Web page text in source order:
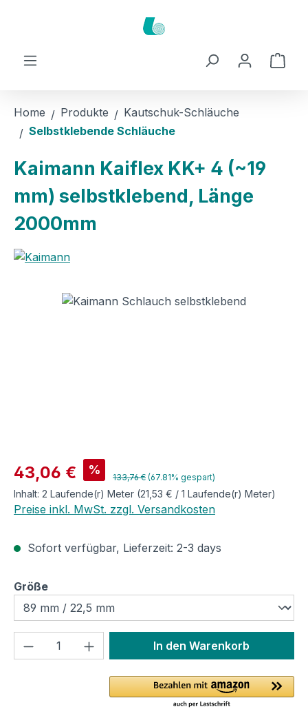
Home Produkte
Kautschuk-Schläuche
Selbstklebende Schläuche
Kaimann Kaiflex KK+ 4 (~19
mm) selbstklebend, Länge
2000mm
Bildergalerie überspringen
Verkaufspreis:
43,06 € % Regulärer Preis:
133,76 € (67.81% gespart)
Inhalt: 2 Laufende(r) Meter (21,53 € / 1 Laufende(r) Meter)
Preise inkl. MwSt. zzgl. Versandkosten
Sofort verfügbar, Lieferzeit: 2-3 days
Größeauswählen
Produkt Anzahl: Gib denIn den Warenkorb